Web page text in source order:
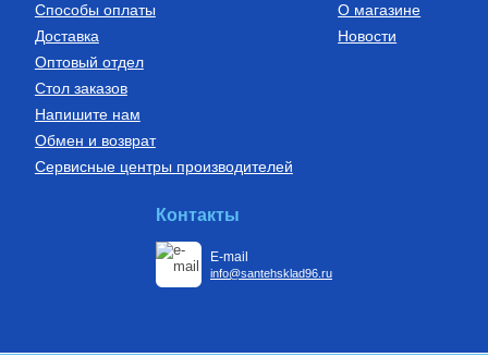
Способы оплаты
Доставка
Оптовый отдел
Стол заказов
Напишите нам
Обмен и возврат
Сервисные центры производителей
О магазине
Новости
Контакты
E-mail
info@santehsklad96.ru